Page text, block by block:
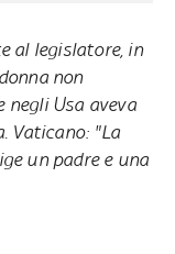
al legislatore, in
non
negli Usa aveva
Vaticano: "La
un padre e una